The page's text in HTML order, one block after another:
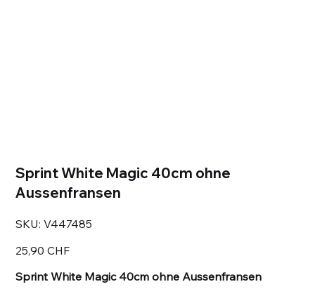
Sprint White Magic 40cm ohne
Aussenfransen
SKU: SKU
V447485
V447485
25,90 CHF
Sprint White Magic 40cm ohne Aussenfransen